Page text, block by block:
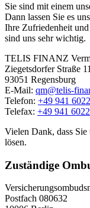
Sie sind mit einem
Dann lassen Sie es
Ihre Zufriedenheit
sind uns sehr wichtig.
TELIS FINANZ
Ziegetsdorfer Straße
93051 Regensburg
E-Mail: qm@telis-
Telefon: +49 941
Telefax: +49 941
Vielen Dank, dass Sie
lösen.
Zuständige
Postfach 080632